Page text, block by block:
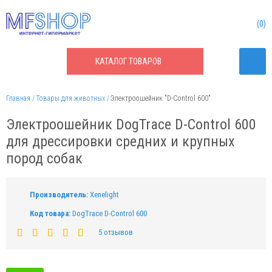
КАТАЛОГТОВАРОВ
0
Главная Товары для животных Электроошейник "D-Control 600"
Электроошейник DogTrace D-Control 600
для дрессировки средних и крупных
пород собак
Производитель: Xenelight
Код товара: DogTrace D-Control 600
5 отзывов